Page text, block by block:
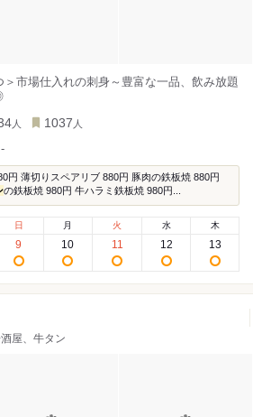
＞市場仕入れの刺身～豊富な一品、飲み放題
人 1037 人
-
円 薄切りスペアリブ 880円 豚肉の鉄板焼 880円
の鉄板焼 980円 牛ハラミ鉄板焼 980円...
日
9
月
10
火
11
水
12
木
13
屋、牛タン